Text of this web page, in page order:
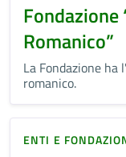
Fondazione
Romanico”
La Fondazione
romanico.
ENTI E